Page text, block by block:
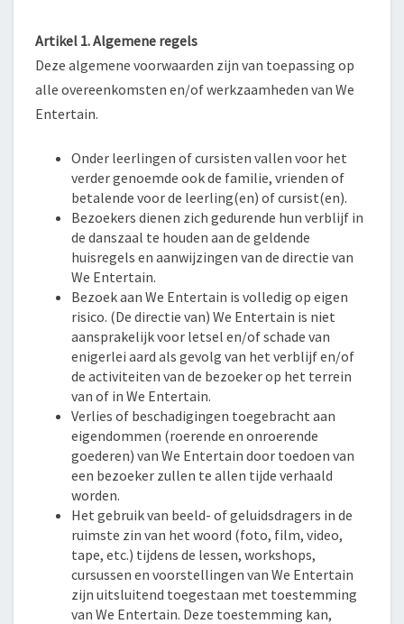
Artikel 1. Algemene regels
Deze algemene voorwaarden zijn van toepassing op
alle overeenkomsten en/of werkzaamheden van We
Entertain.
Onder leerlingen of cursisten vallen voor het
verder genoemde ook de familie, vrienden of
betalende voor de leerling(en) of cursist(en).
Bezoekers dienen zich gedurende hun verblijf in
de danszaal te houden aan de geldende
huisregels en aanwijzingen van de directie van
We Entertain.
Bezoek aan We Entertain is volledig op eigen
risico. (De directie van) We Entertain is niet
aansprakelijk voor letsel en/of schade van
enigerlei aard als gevolg van het verblijf en/of
de activiteiten van de bezoeker op het terrein
van of in We Entertain.
Verlies of beschadigingen toegebracht aan
eigendommen (roerende en onroerende
goederen) van We Entertain door toedoen van
een bezoeker zullen te allen tijde verhaald
worden.
Het gebruik van beeld- of geluidsdragers in de
ruimste zin van het woord (foto, film, video,
tape, etc.) tijdens de lessen, workshops,
cursussen en voorstellingen van We Entertain
zijn uitsluitend toegestaan met toestemming
van We Entertain. Deze toestemming kan,